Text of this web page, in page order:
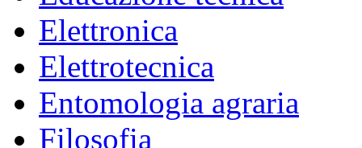
Elettronica
Elettrotecnica
Entomologia agraria
Filosofia